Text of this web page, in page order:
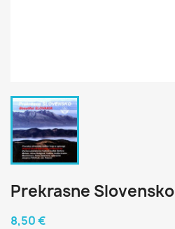
Prekrasne Slovensko
8,50 €